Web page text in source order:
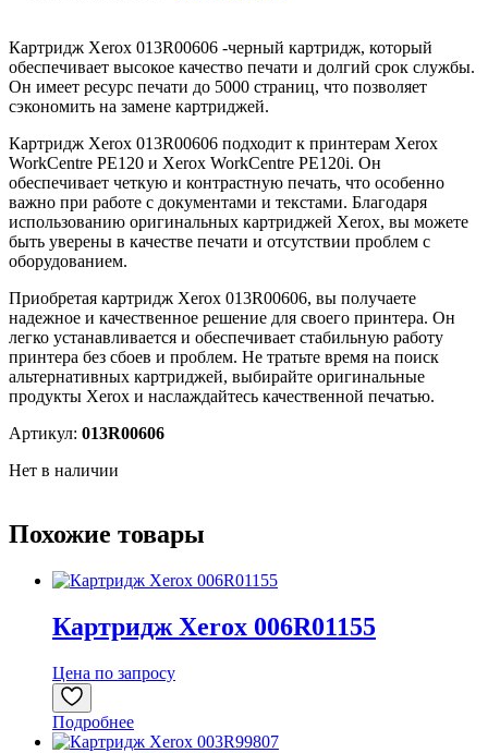
Картридж Xerox 013R00606 -черный картридж, который
обеспечивает высокое качество печати и долгий срок службы.
Он имеет ресурс печати до 5000 страниц, что позволяет
сэкономить на замене картриджей.
Картридж Xerox 013R00606 подходит к принтерам Xerox
WorkCentre PE120 и Xerox WorkCentre PE120i. Он
обеспечивает четкую и контрастную печать, что особенно
важно при работе с документами и текстами. Благодаря
использованию оригинальных картриджей Xerox, вы можете
быть уверены в качестве печати и отсутствии проблем с
оборудованием.
Приобретая картридж Xerox 013R00606, вы получаете
надежное и качественное решение для своего принтера. Он
легко устанавливается и обеспечивает стабильную работу
принтера без сбоев и проблем. Не тратьте время на поиск
альтернативных картриджей, выбирайте оригинальные
продукты Xerox и наслаждайтесь качественной печатью.
Артикул: 013R00606
Нет в наличии
Похожие товары
Картридж Xerox 006R01155
Цена по запросу
Подробнее